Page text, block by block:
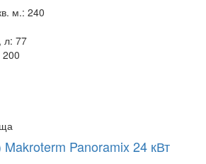
м.: 240
л: 77
200
Makroterm Panoramix 24 кВт